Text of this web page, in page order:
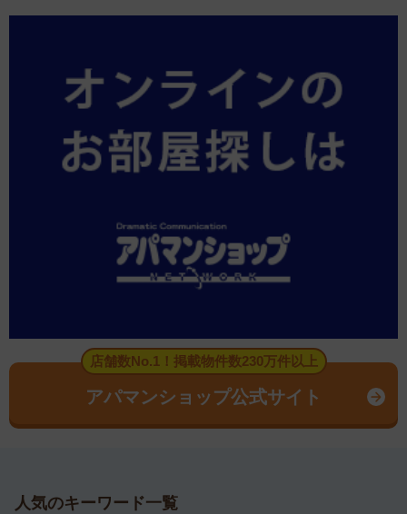
店舗数No.1！掲載物件数230万件以上
アパマンショップ公式サイト
人気のキーワード一覧